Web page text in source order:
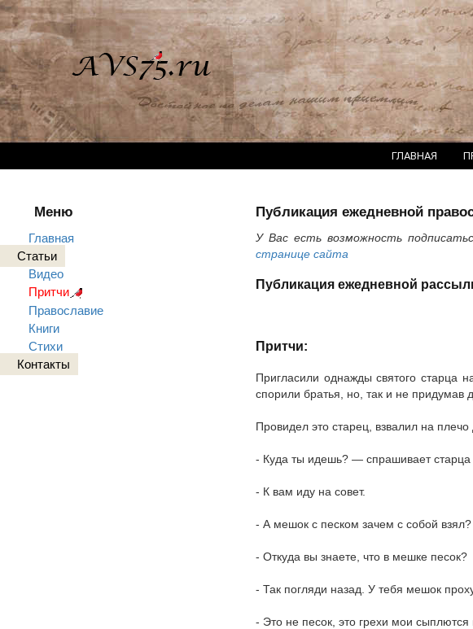
ГЛАВНАЯ
Меню
Главная
Статьи
Видео
Притчи
Православие
Книги
Стихи
Контакты
Публикация ежедневной
У Вас есть возможность
странице сайта
Публикация ежедневной
Притчи:
Пригласили однажды святого старца
спорили братья, но, так и не придумав
Провидел это старец, взвалил на
- Куда ты идешь? — спрашивает старца
- К вам иду на совет.
- А мешок с песком зачем с собой взял?
- Откуда вы знаете, что в мешке песок?
- Так погляди назад. У тебя мешок
- Это не песок, это грехи мои